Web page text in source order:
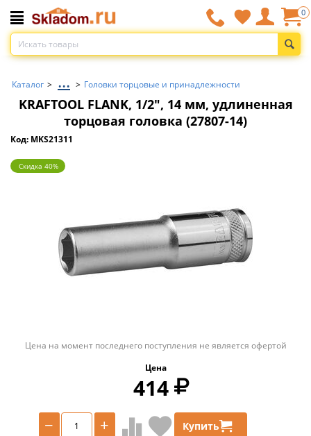
0
Каталог > ... > Головки торцовые и принадлежности
KRAFTOOL FLANK, 1/2″, 14 мм, удлиненная
торцовая головка (27807-14)
Код: MKS21311
Скидка 40%
Цена на момент последнего поступления не является офертой
Цена
414
+
− Купить